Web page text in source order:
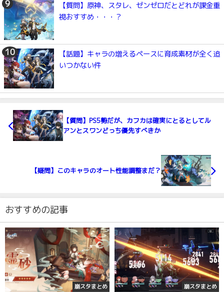
【質問】原神、スタレ、ゼンゼロだとどれが課金重
視おすすめ・・・？
【話題】キャラの増えるペースに育成素材が全く追
いつかない件
【質問】PS5勢だが、カフカは確実にとるとしてル
アンとスワンどっち優先すべきか
【疑問】このキャラのオート性能調整まだ？
おすすめの記事
崩スタまとめ 崩スタまとめ